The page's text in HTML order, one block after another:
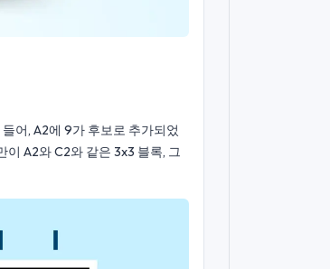
어, A2에 9가 후보로 추가되었
이 A2와 C2와 같은 3x3 블록, 그